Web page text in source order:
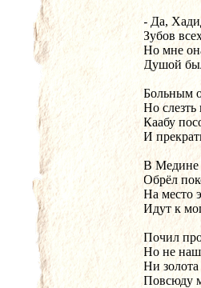
- Да,
Зубов
Но мне
Душой
Больным
Но
Каабу
И
В Медине
Обрёл
На место
Идут к
Почил
Но не
Ни
Повсюду